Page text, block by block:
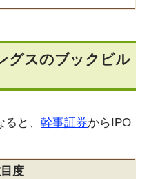
グスのブックビル
と、 幹事証券からIPO
度